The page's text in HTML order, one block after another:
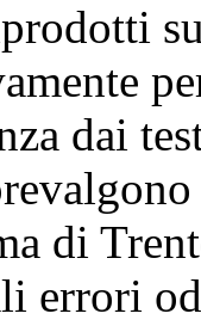
dai
di
errori